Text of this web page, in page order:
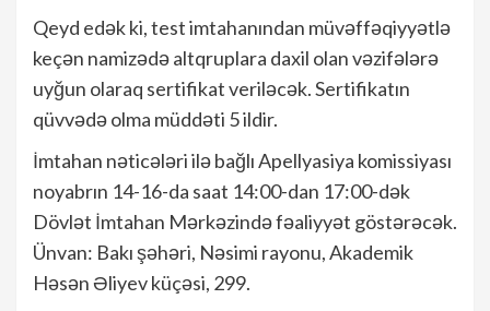
Qeyd edək ki, test imtahanından müvəffəqiyyətlə
keçən namizədə altqruplara daxil olan vəzifələrə
uyğun olaraq sertifikat veriləcək. Sertifikatın
qüvvədə olma müddəti 5 ildir.
İmtahan nəticələri ilə bağlı Apellyasiya komissiyası
noyabrın 14-16-da saat 14:00-dan 17:00-dək
Dövlət İmtahan Mərkəzində fəaliyyət göstərəcək.
Ünvan: Bakı şəhəri, Nəsimi rayonu, Akademik
Həsən Əliyev küçəsi, 299.